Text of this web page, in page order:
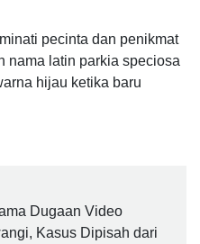
pecinta dan penikmat
nama latin parkia speciosa
hijau ketika baru
Dugaan Video
Kasus Dipisah dari